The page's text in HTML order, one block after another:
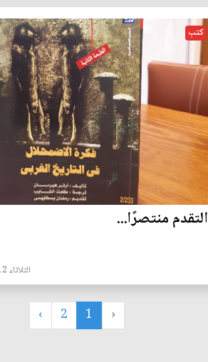
كتب
التقدم منتصرًا...
الثلاثاء 12 كانون الأول 2023
‹
1
2
›